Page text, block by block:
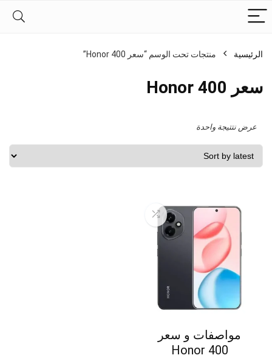
الرئيسية منتجات تحت الوسم “سعر Honor 400”
سعر Honor 400
عرض نتتيجة واحدة
مواصفات و سعر
Honor 400